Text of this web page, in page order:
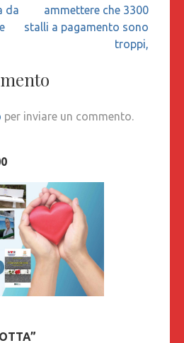
da
ammettere che 3300
stalli a pagamento sono
troppi,
per inviare un commento.